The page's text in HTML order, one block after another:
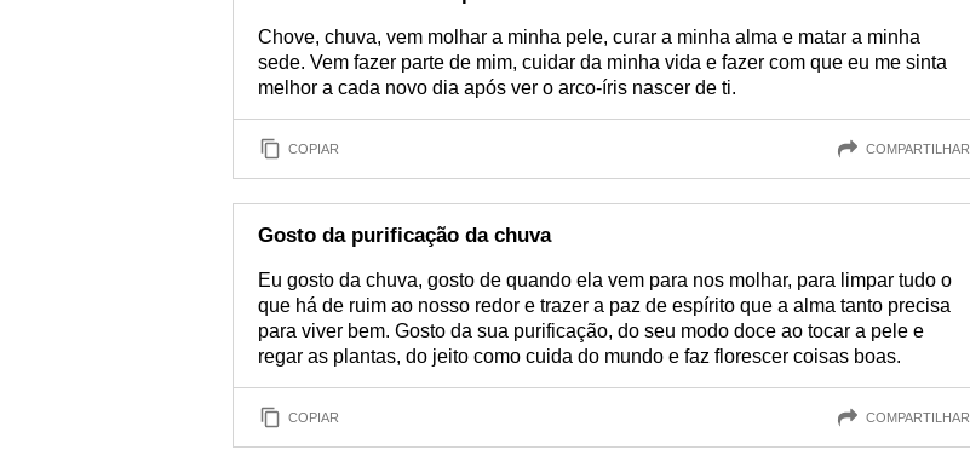
Chove, chuva, vem molhar a minha pele, curar a minha alma e matar a minha
sede. Vem fazer parte de mim, cuidar da minha vida e fazer com que eu me sinta
melhor a cada novo dia após ver o arco-íris nascer de ti.
COPIAR COMPARTILHAR
Gosto da purificação da chuva
Eu gosto da chuva, gosto de quando ela vem para nos molhar, para limpar tudo o
que há de ruim ao nosso redor e trazer a paz de espírito que a alma tanto precisa
para viver bem. Gosto da sua purificação, do seu modo doce ao tocar a pele e
regar as plantas, do jeito como cuida do mundo e faz florescer coisas boas.
COPIAR COMPARTILHAR